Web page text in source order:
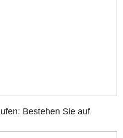
Bestehen Sie auf